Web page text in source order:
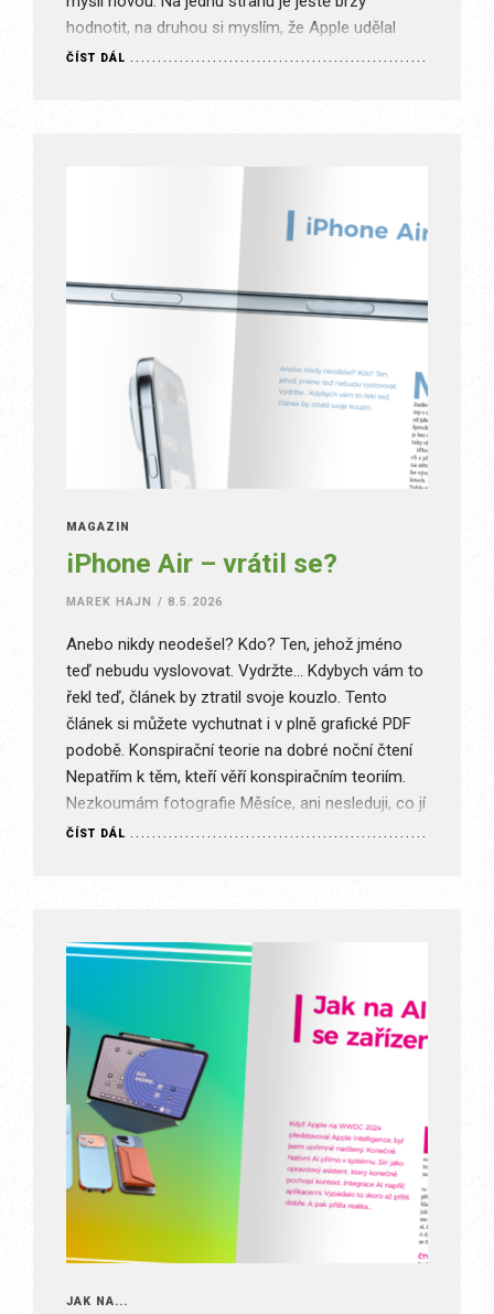
hodnotit, na druhou si myslím, že Apple udělal
největší krok v tom přinést použitelnou AI…
ČÍST DÁL
MAGAZÍN
iPhone Air – vrátil se?
MAREK HAJN / 8.5.2026
Anebo nikdy neodešel? Kdo? Ten, jehož jméno
teď nebudu vyslovovat. Vydržte… Kdybych vám to
řekl teď, článek by ztratil svoje kouzlo. Tento
článek si můžete vychutnat i v plně grafické PDF
podobě. Konspirační teorie na dobré noční čtení
Nepatřím k těm, kteří věří konspiračním teoriím.
Nezkoumám fotografie Měsíce, ani nesleduji, co jí
Mark Zuckerberg k snídani,…
ČÍST DÁL
JAK NA...